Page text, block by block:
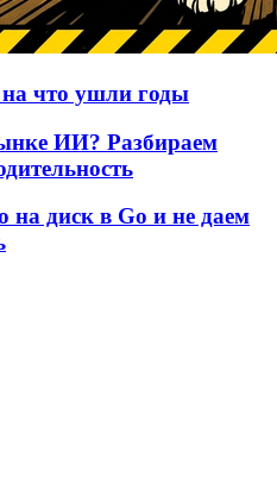
что ушли годы
ИИ? Разбираем
диск в Go и не даем